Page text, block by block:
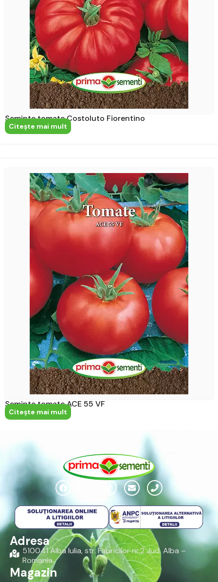
Seminte tomate Costoluto Fiorentino
Citeşte mai mult
Seminte tomate ACE 55 VF
Citeşte mai mult
Adresa
510041 Alba Iulia, str. Fabricilor nr.2 Jud. Alba –
Romania
Magazin